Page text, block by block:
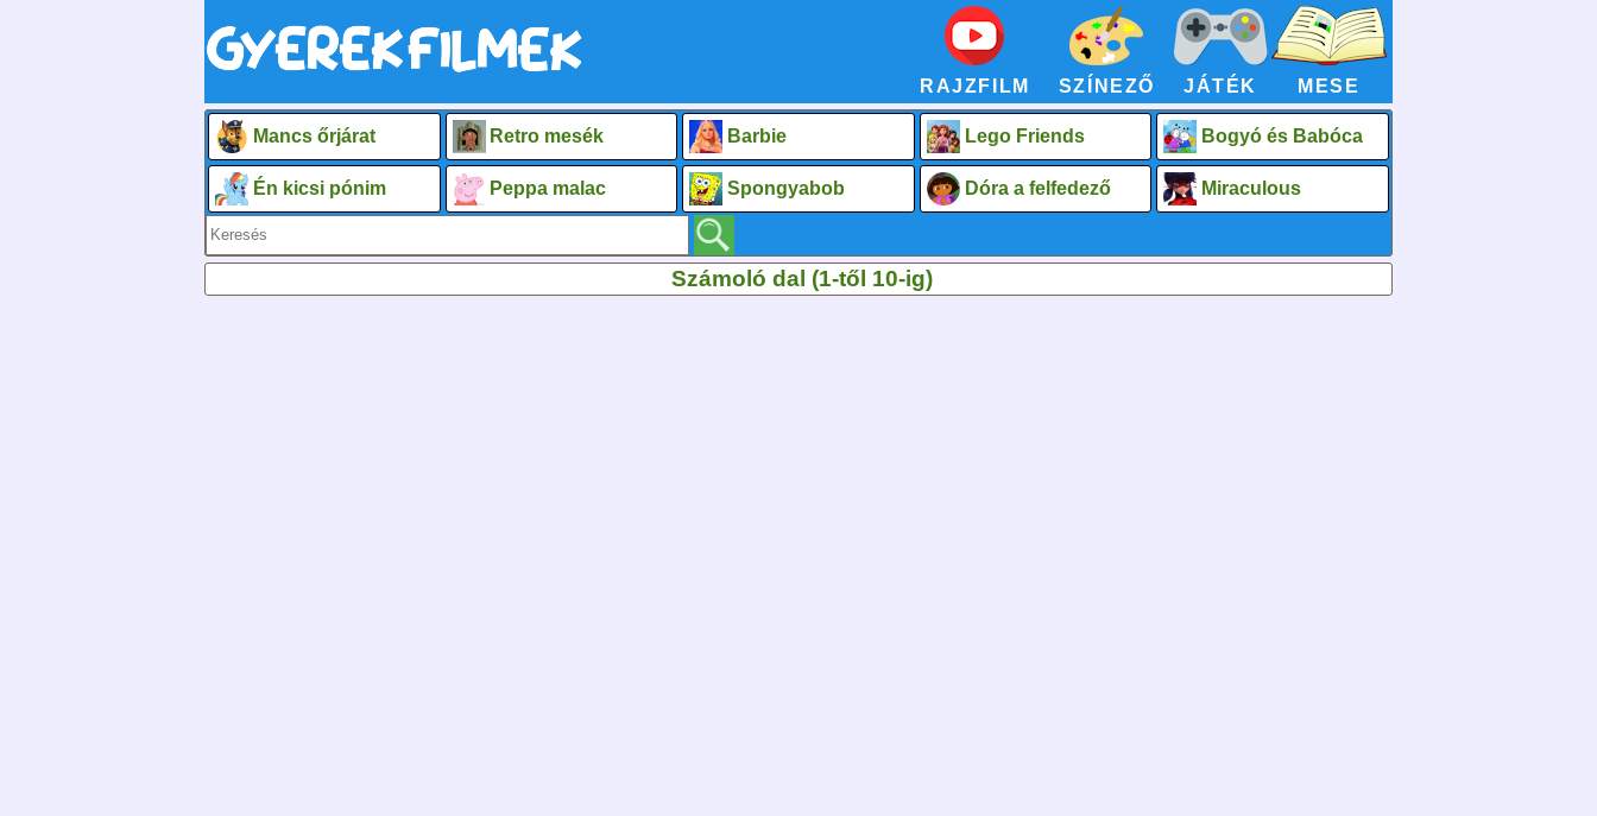
RAJZFILM SZÍNEZŐ JÁTÉK MESE
Mancs őrjárat Retro mesék Barbie Lego Friends Bogyó és Babóca
Én kicsi pónim Peppa malac Spongyabob Dóra a felfedező Miraculous
Számoló dal (1-től 10-ig)